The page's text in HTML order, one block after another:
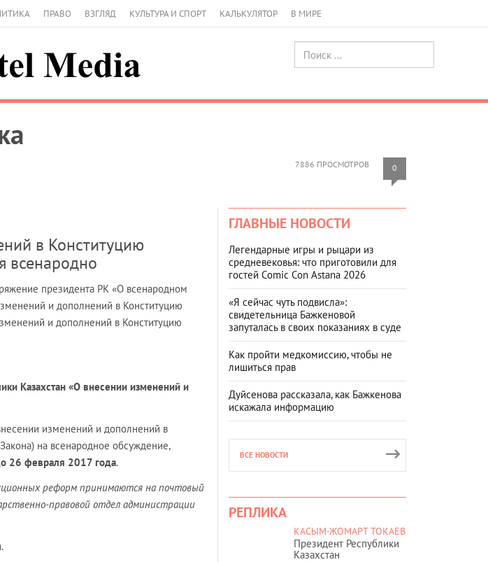
ПРАВО ВЗГЛЯД КУЛЬТУРА И СПОРТ КАЛЬКУЛЯТОР В МИРЕ
7886 ПРОСМОТРОВ 0
в Конституцию
всенародно
президента РК «О всенародном
и дополнений в Конституцию
и дополнений в Конституцию
Казахстан «О внесении изменений и
изменений и дополнений в
на всенародное обсуж­дение,
26 февраля 2017 года.
реформ принимаются на почтовый
правовой отдел администрации
ГЛАВНЫЕ НОВОСТИ
Легендарные игры и рыцари из
средневековья: что приготовили для
гостей Comic Con Astana 2026
«Я сейчас чуть подвисла»:
свидетельница Бажкеновой
запуталась в своих показаниях в суде
Как пройти медкомиссию, чтобы не
лишиться прав
Дуйсенова рассказала, как Бажкенова
искажала информацию
ВСЕ НОВОСТИ
РЕПЛИКА
КАСЫМ-ЖОМАРТ ТОКАЕВ
Президент Республики
Казахстан